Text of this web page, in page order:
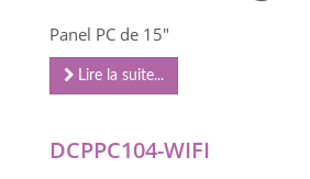
Panel PC de 15"
Lire la suite...
DCPPC104-WIFI